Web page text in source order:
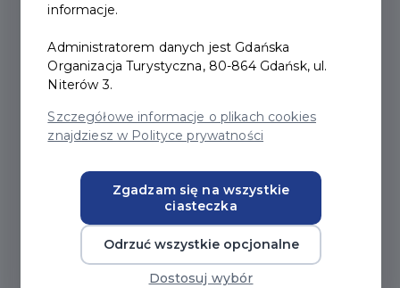
Wronia Górka to urokliwe miejsce, a do końca roku
zyska jeszcze na atrakcyjności. Właśnie podpisano
umowę na zagospodarowanie tego terenu.
Pod koniec 2024 r. mają zakończyć się
prace
związane z zagospodarowaniem dojścia do
podpisano umowę na realizację zadania z firmą Mille
Sun. Koszt prac to ponad 257 tys. złotych.
Inwestycja obejmujeuporządkowanie terenu
zagospodarowanie dojścia
wraz z nasadzeniami
informacje.
Administratorem danych jest Gdańska
Organizacja Turystyczna, 80-864 Gdańsk, ul.
Niterów 3.
Szczegółowe informacje o plikach cookies
znajdziesz w Polityce prywatności
Zgadzam się na wszystkie
ciasteczka
Odrzuć wszystkie opcjonalne
Dostosuj wybór